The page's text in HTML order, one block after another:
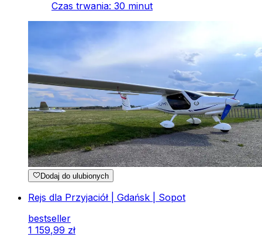
Czas trwania: 30 minut
Dodaj do ulubionych
Rejs dla Przyjaciół | Gdańsk | Sopot
bestseller
1 159,99 zł